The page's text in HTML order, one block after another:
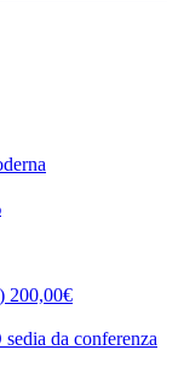
200,00€